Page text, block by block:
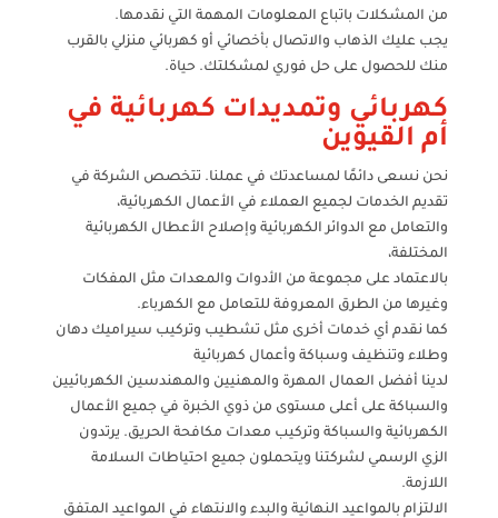
من المشكلات باتباع المعلومات المهمة التي نقدمها.
يجب عليك الذهاب والاتصال بأخصائي أو كهربائي منزلي بالقرب
منك للحصول على حل فوري لمشكلتك. حياة.
كهربائي وتمديدات كهربائية في
أم القيوين
نحن نسعى دائمًا لمساعدتك في عملنا. تتخصص الشركة في
تقديم الخدمات لجميع العملاء في الأعمال الكهربائية،
والتعامل مع الدوائر الكهربائية وإصلاح الأعطال الكهربائية
المختلفة،
بالاعتماد على مجموعة من الأدوات والمعدات مثل المفكات
وغيرها من الطرق المعروفة للتعامل مع الكهرباء.
كما نقدم أي خدمات أخرى مثل تشطيب وتركيب سيراميك دهان
وطلاء وتنظيف وسباكة وأعمال كهربائية
لدينا أفضل العمال المهرة والمهنيين والمهندسين الكهربائيين
والسباكة على أعلى مستوى من ذوي الخبرة في جميع الأعمال
الكهربائية والسباكة وتركيب معدات مكافحة الحريق. يرتدون
الزي الرسمي لشركتنا ويتحملون جميع احتياطات السلامة
اللازمة.
الالتزام بالمواعيد النهائية والبدء والانتهاء في المواعيد المتفق